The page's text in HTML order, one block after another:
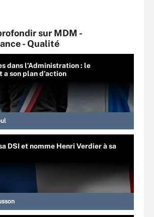
sur MDM -
- Qualité
dans l’Administration : le
a son plan d’action
DSI et nomme Henri Verdier à sa